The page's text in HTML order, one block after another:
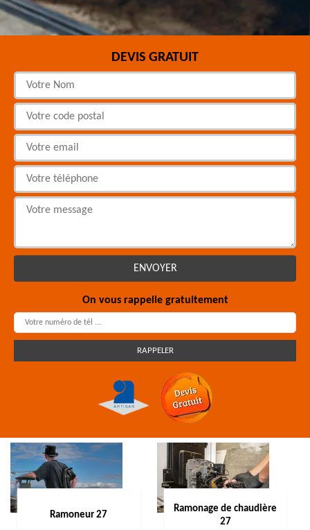
DEVIS GRATUIT
On vous rappelle gratuitement
Ramoneur 27
Ramonage de chaudière
27